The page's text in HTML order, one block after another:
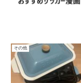
その他